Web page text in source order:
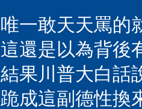
唯一敢天天罵的
這還是以為背後
結果川普大白話
跪成這副德性換